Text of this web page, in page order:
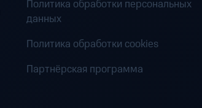
Политика обработки персональных
данных
Политика обработки cookies
Партнёрская программа